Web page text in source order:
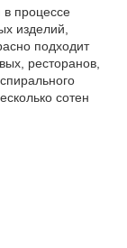
в процессе
изделий,
подходит
ресторанов,
сотен